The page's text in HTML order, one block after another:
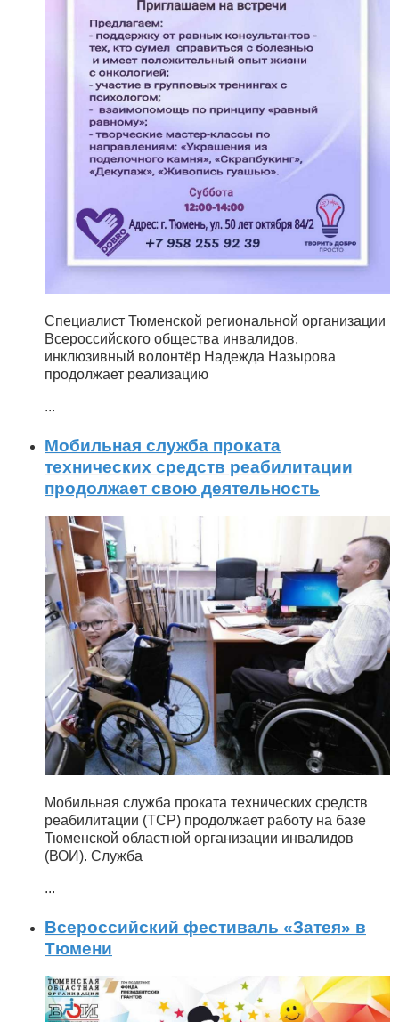
Специалист Тюменской региональной организации
Всероссийского общества инвалидов,
инклюзивный волонтёр Надежда Назырова
продолжает реализацию
...
Мобильная служба проката
технических средств реабилитации
продолжает свою деятельность
Мобильная служба проката технических средств
реабилитации (ТСР) продолжает работу на базе
Тюменской областной организации инвалидов
(ВОИ). Служба
...
Всероссийский фестиваль «Затея» в
Тюмени